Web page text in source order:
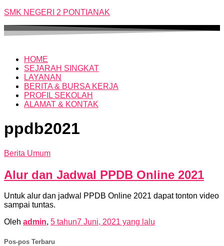
SMK NEGERI 2 PONTIANAK
HOME
SEJARAH SINGKAT
LAYANAN
BERITA & BURSA KERJA
PROFIL SEKOLAH
ALAMAT & KONTAK
ppdb2021
Berita Umum
Alur dan Jadwal PPDB Online 2021
Untuk alur dan jadwal PPDB Online 2021 dapat tonton video
sampai tuntas.
Oleh admin, 5 tahun7 Juni, 2021 yang lalu
Pos-pos Terbaru